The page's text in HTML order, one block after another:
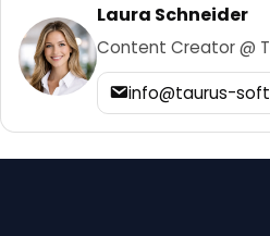
Laura Schneider
Content Creator @
info@taurus-